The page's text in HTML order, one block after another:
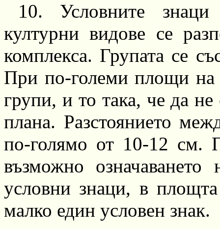
10. Условните
културни видове се
комплекса. Групата се
При по-големи площи на
групи, и то така, че да
плана. Разстоянието
по-голямо от 10-12 см.
възможно
условни знаци, в
малко един условен знак.